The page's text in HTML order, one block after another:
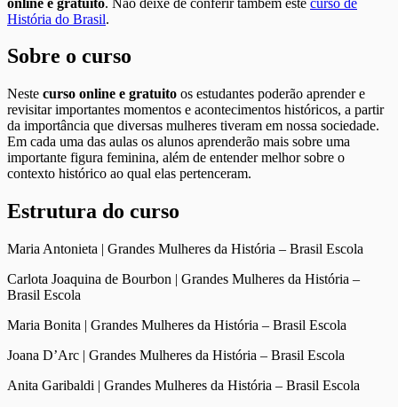
História do Brasil.
Sobre o curso
Neste curso online e gratuito os estudantes poderão aprender e
revisitar importantes momentos e acontecimentos históricos, a partir
da importância que diversas mulheres tiveram em nossa sociedade.
Em cada uma das aulas os alunos aprenderão mais sobre uma
importante figura feminina, além de entender melhor sobre o
contexto histórico ao qual elas pertenceram.
Estrutura do curso
Maria Antonieta | Grandes Mulheres da História – Brasil Escola
Carlota Joaquina de Bourbon | Grandes Mulheres da História –
Brasil Escola
Maria Bonita | Grandes Mulheres da História – Brasil Escola
Joana D’Arc | Grandes Mulheres da História – Brasil Escola
Anita Garibaldi | Grandes Mulheres da História – Brasil Escola